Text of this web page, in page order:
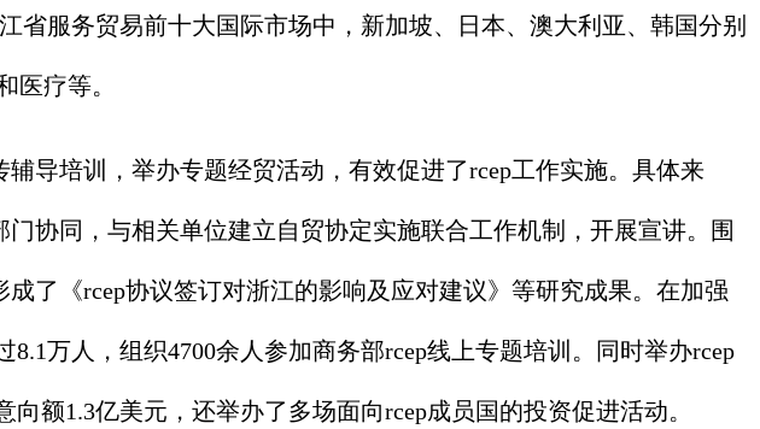
服务贸易前十大国际市场中，新加坡、日本、澳大利亚、韩国分别
医疗等。
导培训，举办专题经贸活动，有效促进了rcep工作实施。具体来
协同，与相关单位建立自贸协定实施联合工作机制，开展宣讲。围
了《rcep协议签订对浙江的影响及应对建议》等研究成果。在加强
万人，组织4700余人参加商务部rcep线上专题培训。同时举办rcep
额1.3亿美元，还举办了多场面向rcep成员国的投资促进活动。